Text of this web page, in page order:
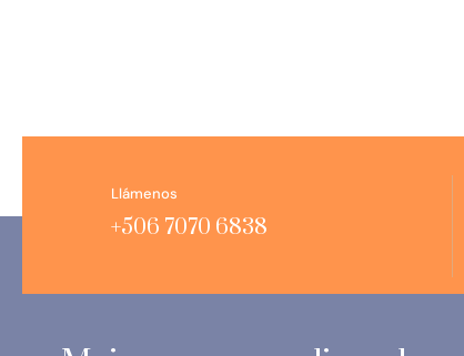
Llámenos
+506 7070 6838